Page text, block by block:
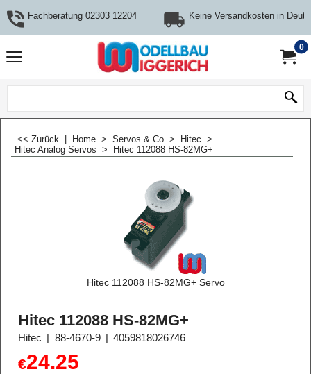
Fachberatung 02303 12204 Keine Versandkosten in
0
<< Zurück Home > Servos & Co > Hitec >
Hitec Analog Servos > Hitec 112088 HS-82MG+
Hitec 112088 HS-82MG+ Servo
Hitec 112088 HS-82MG+
Hitec 88-4670-9 4059818026746
€24.25